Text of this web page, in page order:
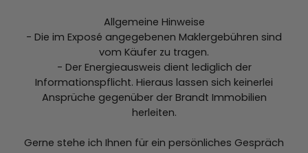
Allgemeine Hinweise
- Die im Exposé angegebenen Maklergebühren sind
vom Käufer zu tragen.
- Der Energieausweis dient lediglich der
Informationspflicht. Hieraus lassen sich keinerlei
Ansprüche gegenüber der Brandt Immobilien
herleiten.
Gerne stehe ich Ihnen für ein persönliches Gespräch